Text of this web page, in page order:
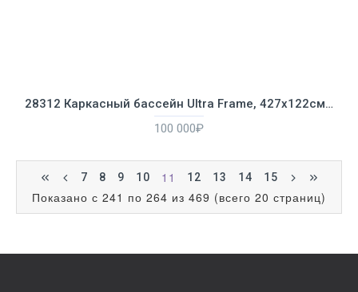
28312 Каркасный бассейн Ultra Frame, 427х122см, 14600л, песочн.фил.-насос 28644, лестн., тент, подстилка
100 000₽
7 8 9 10 11 12 13 14 15
Показано с 241 по 264 из 469 (всего 20 страниц)